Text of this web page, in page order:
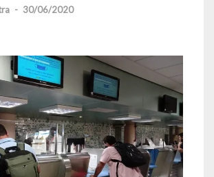
- 30/06/2020